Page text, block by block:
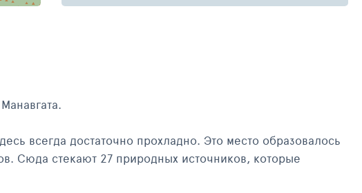
достаточно прохладно. Это место образовалось
Сюда стекают 27 природных источников, которые